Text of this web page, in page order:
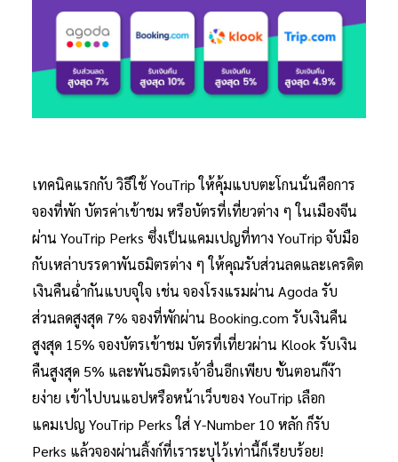
เทคนิคแรกกับ วิธีใช้ YouTrip ให้คุ้มแบบตะโกนนั่นคือการ
จองที่พัก บัตรค่าเข้าชม หรือบัตรที่เที่ยวต่าง ๆ ในเมืองจีน
ผ่าน YouTrip Perks ซึ่งเป็นแคมเปญที่ทาง YouTrip จับมือ
กับเหล่าบรรดาพันธมิตรต่าง ๆ ให้คุณรับส่วนลดและเครดิต
เงินคืนฉ่ำกันแบบจุใจ เช่น จองโรงแรมผ่าน Agoda รับ
ส่วนลดสูงสุด 7% จองที่พักผ่าน Booking.com รับเงินคืน
สูงสุด 15% จองบัตรเข้าชม บัตรที่เที่ยวผ่าน Klook รับเงิน
คืนสูงสุด 5% และพันธมิตรเจ้าอื่นอีกเพียบ ขั้นตอนก็ง๊า
ยง่าย เข้าไปบนแอปหรือหน้าเว็บของ YouTrip เลือก
แคมเปญ YouTrip Perks ใส่ Y-Number 10 หลัก ก็รับ
Perks แล้วจองผ่านลิ้งก์ที่เราระบุไว้เท่านี้ก็เรียบร้อย!